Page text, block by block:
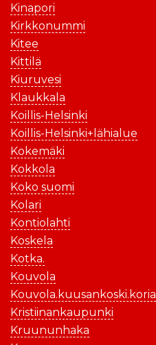
Kinapori
Kirkkonummi
Kitee
Kittilä
Kiuruvesi
Klaukkala
Koillis-Helsinki
Koillis-Helsinki+lähialue
Kokemäki
Kokkola
Koko suomi
Kolari
Kontiolahti
Koskela
Kotka.
Kouvola
Kouvola.kuusankoski.koria
Kristiinankaupunki
Kruununhaka